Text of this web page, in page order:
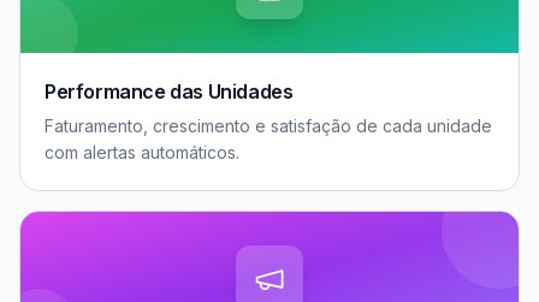
Performance das Unidades
Faturamento, crescimento e satisfação de cada unidade
com alertas automáticos.